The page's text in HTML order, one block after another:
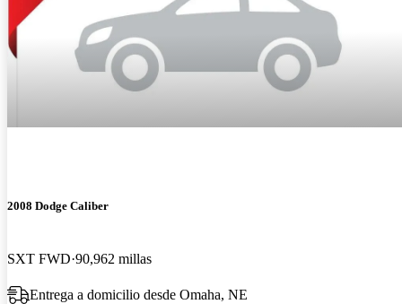
2008 Dodge Caliber
SXT FWD 90,962 millas
Entrega a domicilio desde Omaha, NE